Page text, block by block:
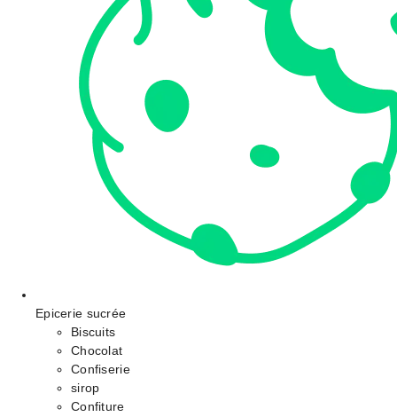
Epicerie sucrée
Biscuits
Chocolat
Confiserie
sirop
Confiture